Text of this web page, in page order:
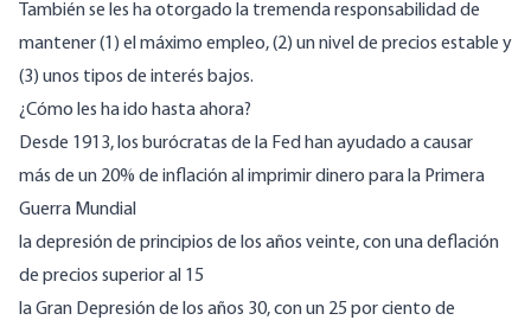
También se les ha otorgado la tremenda responsabilidad de
mantener (1) el máximo empleo, (2) un nivel de precios estable y
(3) unos tipos de interés bajos.
¿Cómo les ha ido hasta ahora?
Desde 1913, los burócratas de la Fed han ayudado a causar
más de un 20% de inflación al imprimir dinero para la Primera
Guerra Mundial
la depresión de principios de los años veinte, con una deflación
de precios superior al 15
la Gran Depresión de los años 30, con un 25 por ciento de